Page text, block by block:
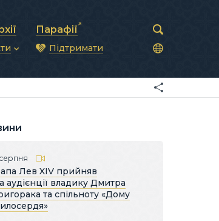
Парафії
курія
Підтримати
Лев XIV прийняв
аудієнції владику Дмитра
та спільноту «Дому